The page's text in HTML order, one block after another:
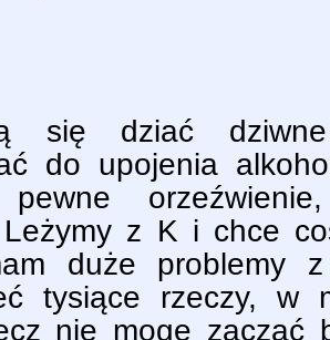
się dziać
do upojenia
z K i chce
duże problemy
tysiące rzeczy, w
nie mogę zacząć